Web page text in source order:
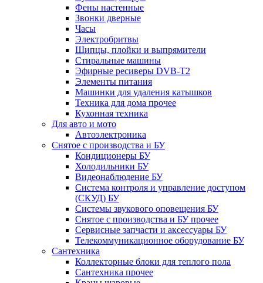
Фены настенные
Звонки дверные
Часы
Электробритвы
Щипцы, плойки и выпрямители
Стиральные машины
Эфирные ресиверы DVB-T2
Элементы питания
Машинки для удаления катышков
Техника для дома прочее
Кухонная техника
Для авто и мото
Автоэлектроника
Снятое с производства и БУ
Кондиционеры БУ
Холодильники БУ
Видеонаблюдение БУ
Система контроля и управление доступом
(СКУД) БУ
Системы звукового оповещения БУ
Снятое с производства и БУ прочее
Сервисные запчасти и аксессуары БУ
Телекоммуникационное оборудование БУ
Сантехника
Коллекторные блоки для теплого пола
Сантехника прочее